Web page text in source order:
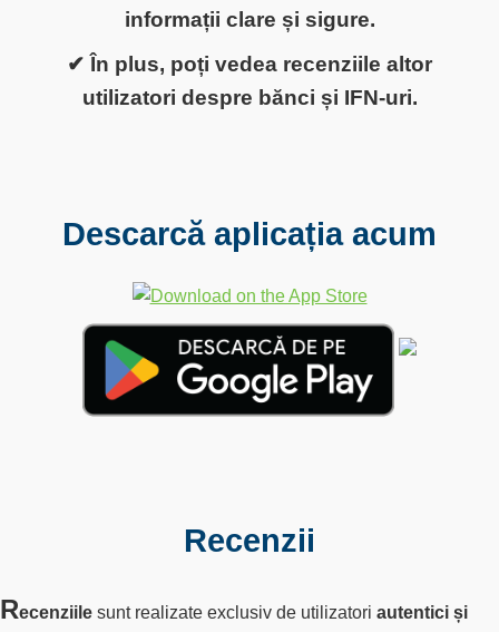
informații clare și sigure.
✔ În plus, poți vedea recenziile altor
utilizatori despre bănci și IFN-uri.
Descarcă aplicația acum
Recenzii
Recenziile sunt realizate exclusiv de utilizatori autentici și